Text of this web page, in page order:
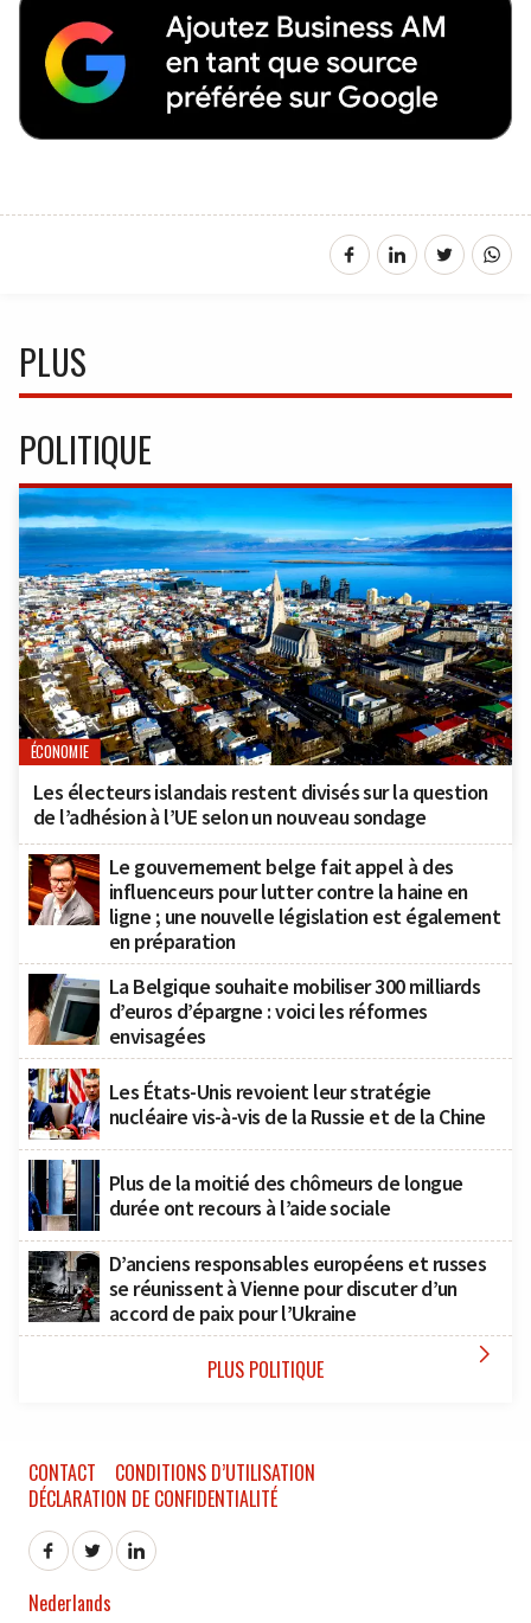
PLUS
POLITIQUE
ÉCONOMIE
Les électeurs islandais restent divisés sur la question
de l’adhésion à l’UE selon un nouveau sondage
Le gouvernement belge fait appel à des
influenceurs pour lutter contre la haine en
ligne ; une nouvelle législation est également
en préparation
La Belgique souhaite mobiliser 300 milliards
d’euros d’épargne : voici les réformes
envisagées
Les États-Unis revoient leur stratégie
nucléaire vis-à-vis de la Russie et de la Chine
Plus de la moitié des chômeurs de longue
durée ont recours à l’aide sociale
D’anciens responsables européens et russes
se réunissent à Vienne pour discuter d’un
accord de paix pour l’Ukraine
PLUS POLITIQUE 
CONTACT
CONDITIONS D’UTILISATION
DÉCLARATION DE CONFIDENTIALITÉ
Nederlands